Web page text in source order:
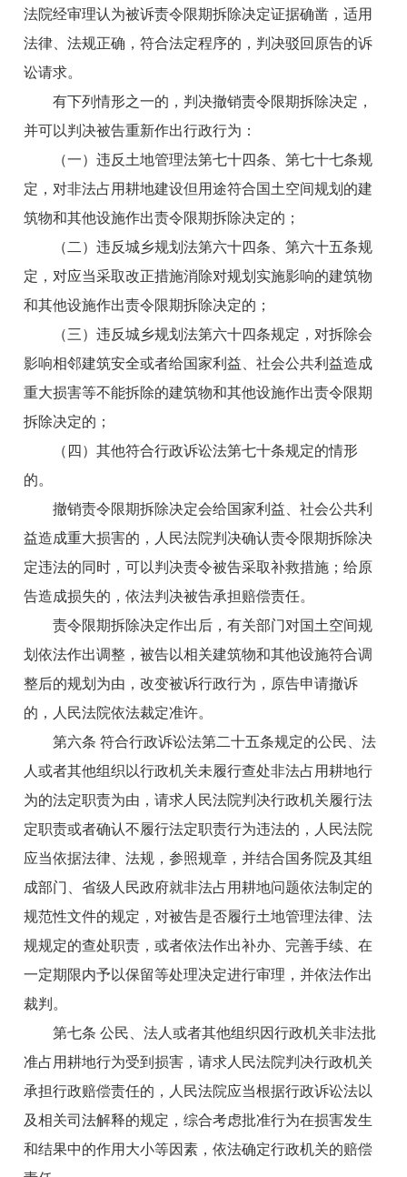
法院经审理认为被诉责令限期拆除决定证据确凿，适用
法律、法规正确，符合法定程序的，判决驳回原告的诉
讼请求。
有下列情形之一的，判决撤销责令限期拆除决定，
并可以判决被告重新作出行政行为：
（一）违反土地管理法第七十四条、第七十七条规
定，对非法占用耕地建设但用途符合国土空间规划的建
筑物和其他设施作出责令限期拆除决定的；
（二）违反城乡规划法第六十四条、第六十五条规
定，对应当采取改正措施消除对规划实施影响的建筑物
和其他设施作出责令限期拆除决定的；
（三）违反城乡规划法第六十四条规定，对拆除会
影响相邻建筑安全或者给国家利益、社会公共利益造成
重大损害等不能拆除的建筑物和其他设施作出责令限期
拆除决定的；
（四）其他符合行政诉讼法第七十条规定的情形
的。
撤销责令限期拆除决定会给国家利益、社会公共利
益造成重大损害的，人民法院判决确认责令限期拆除决
定违法的同时，可以判决责令被告采取补救措施；给原
告造成损失的，依法判决被告承担赔偿责任。
责令限期拆除决定作出后，有关部门对国土空间规
划依法作出调整，被告以相关建筑物和其他设施符合调
整后的规划为由，改变被诉行政行为，原告申请撤诉
的，人民法院依法裁定准许。
第六条 符合行政诉讼法第二十五条规定的公民、法
人或者其他组织以行政机关未履行查处非法占用耕地行
为的法定职责为由，请求人民法院判决行政机关履行法
定职责或者确认不履行法定职责行为违法的，人民法院
应当依据法律、法规，参照规章，并结合国务院及其组
成部门、省级人民政府就非法占用耕地问题依法制定的
规范性文件的规定，对被告是否履行土地管理法律、法
规规定的查处职责，或者依法作出补办、完善手续、在
一定期限内予以保留等处理决定进行审理，并依法作出
裁判。
第七条 公民、法人或者其他组织因行政机关非法批
准占用耕地行为受到损害，请求人民法院判决行政机关
承担行政赔偿责任的，人民法院应当根据行政诉讼法以
及相关司法解释的规定，综合考虑批准行为在损害发生
和结果中的作用大小等因素，依法确定行政机关的赔偿